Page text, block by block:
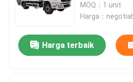
MOQ：1 unit
Harga：
Harga terbaik